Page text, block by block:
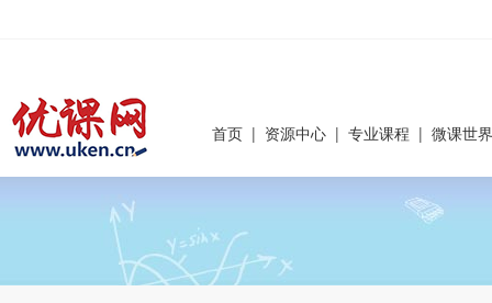
首页 | 资源中心 | 专业课程 | 微课世界